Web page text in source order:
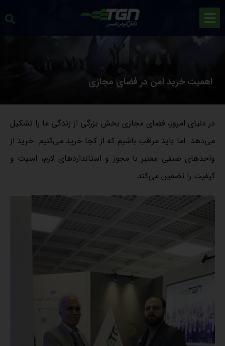
اهمیت خرید امن در فضای مجازی
در دنیای امروز، فضای مجازی بخش بزرگی از زندگی ما را تشکیل
می‌دهد. اما باید مراقب باشیم که از کجا خرید می‌کنیم. خرید از
واحدهای صنفی معتبر با مجوز و استانداردهای لازم، امنیت و
کیفیت را تضمین می‌کند.